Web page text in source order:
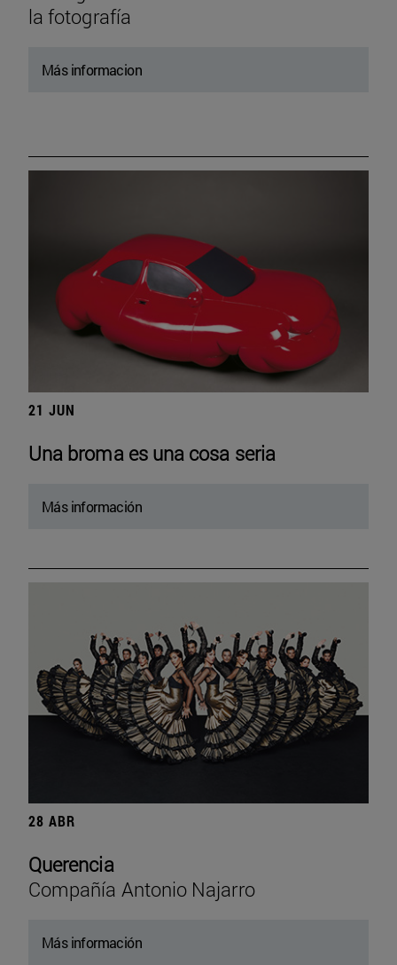
la fotografía
Más informacion
21 JUN
Una broma es una cosa seria
Más información
28 ABR
Querencia
Compañía Antonio Najarro
Más información